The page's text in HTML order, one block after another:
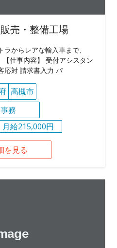
売・整備工場
からレアな輸入車まで、
仕事内容】 受付アシスタン
応対 請求書入力 パ
高槻市
事務
月給215,000円
を見る